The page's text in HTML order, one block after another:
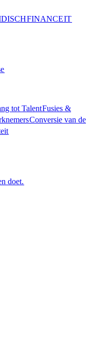
FINANCE​​IT​​
tot Talent​​Fusies &
Conversie van de
doet.​​